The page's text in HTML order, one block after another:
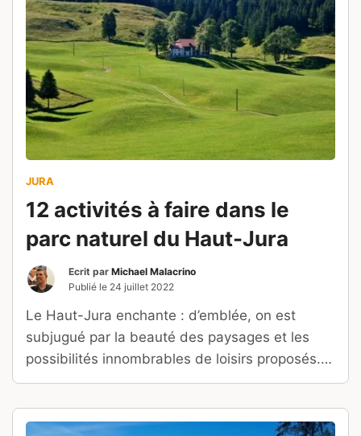
JURA
12 activités à faire dans le
parc naturel du Haut-Jura
Ecrit par Michael Malacrino
Publié le 24 juillet 2022
Le Haut-Jura enchante : d’emblée, on est
subjugué par la beauté des paysages et les
possibilités innombrables de loisirs proposés.
Une destination pleine de surprises que vous
12 activités à faire dans le parc naturel du